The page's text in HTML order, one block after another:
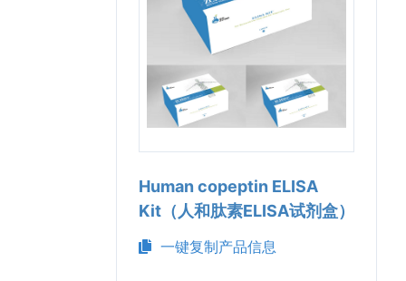
Human copeptin ELISA
Kit（人和肽素ELISA试剂盒）
一键复制产品信息